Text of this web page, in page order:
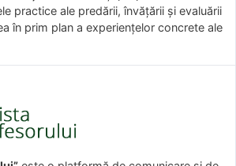
practice ale predării, învăţării şi evaluării
în prim plan a experienţelor concrete ale